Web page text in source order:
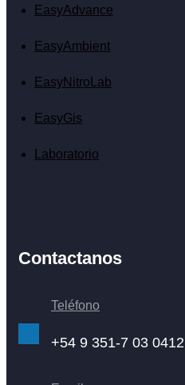
EasyAdvance
EasyAmbient
EasyNitroLab
EasyGis
Laboratorio
Contactanos
Teléfono
+54 9 351-7 03 0412